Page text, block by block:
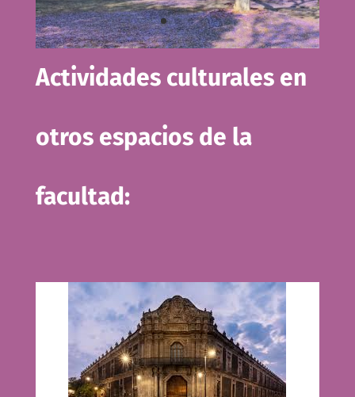
Actividades culturales en
otros espacios de la
facultad: